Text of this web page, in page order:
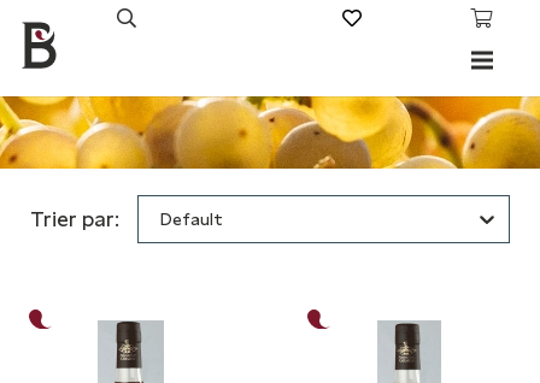
Trier par: Default